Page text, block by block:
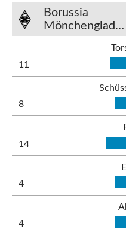
Borussia
Mönchengladbach
11
8
14
4
4